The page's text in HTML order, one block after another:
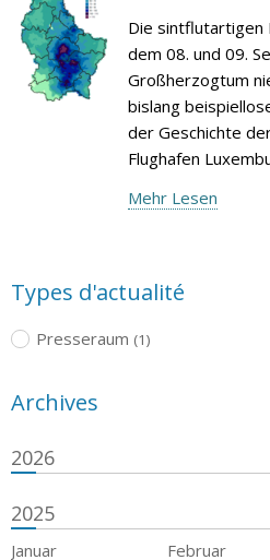
Die sintflutartigen
dem 08. und 09.
Großherzogtum
bislang
der Geschichte
Flughafen
Mehr Lesen
Types d'actualité
Presseraum (1)
Archives
2026
2025
Januar Februar